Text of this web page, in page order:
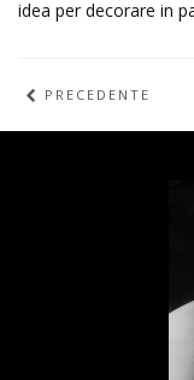
idea per decorare in
PRECEDENTE